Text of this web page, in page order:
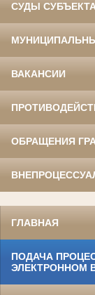
СУДЫ
ВАКАНСИИ
ОБРАЩЕНИЯ
ГЛАВНАЯ
ПОДАЧА
ЭЛЕКТРОННОМ